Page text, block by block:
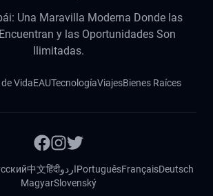
Una Maravilla Moderna Donde las
y las Oportunidades Son
Ilimitadas.
VidaEAUTecnologíaViajesBienes Raíces
中文हिंदीاردوPortuguêsFrançaisDeutsch
MagyarSlovenský